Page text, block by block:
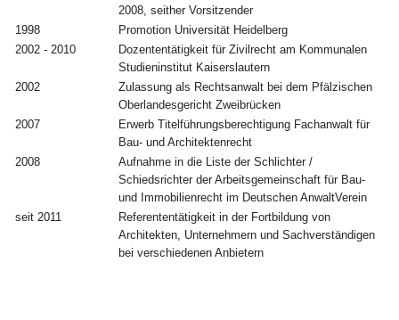
2008, seither Vorsitzender
1998
Promotion Universität Heidelberg
2002 - 2010
Dozententätigkeit für Zivilrecht am Kommunalen
Studieninstitut Kaiserslautern
2002
Zulassung als Rechtsanwalt bei dem Pfälzischen
Oberlandesgericht Zweibrücken
2007
Erwerb Titelführungsberechtigung Fachanwalt für
Bau- und Architektenrecht
2008
Aufnahme in die Liste der Schlichter /
Schiedsrichter der Arbeitsgemeinschaft für Bau-
und Immobilienrecht im Deutschen AnwaltVerein
seit 2011
Referententätigkeit in der Fortbildung von
Architekten, Unternehmern und Sachverständigen
bei verschiedenen Anbietern